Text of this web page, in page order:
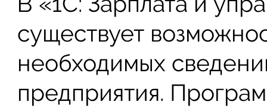
существует
необходимых
предприятия.